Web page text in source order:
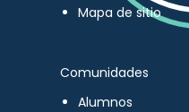
Mapa de sitio
Comunidades
Alumnos